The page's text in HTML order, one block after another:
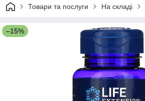
Товари та послуги На складі
–15%